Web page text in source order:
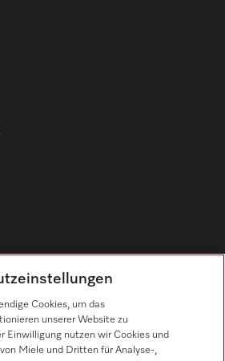
Cookies, um das
unserer Website zu
Einwilligung nutzen wir Cookies und
Miele und Dritten für Analyse-,